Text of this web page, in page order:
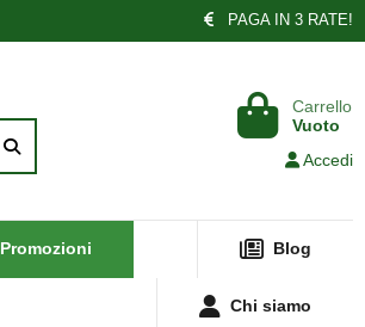
PAGA IN 3 RATE!
Carrello
Vuoto
Accedi
Promozioni Blog
Chi siamo